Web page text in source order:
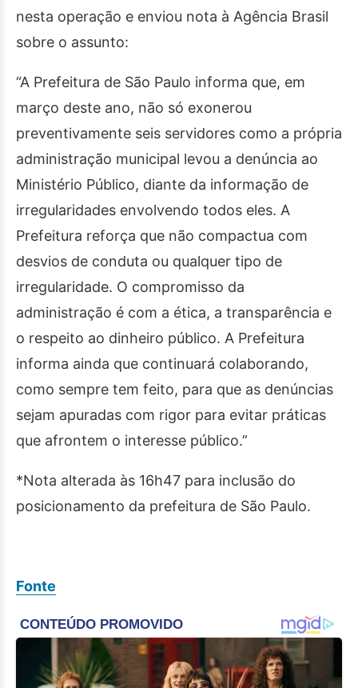
nesta operação e enviou nota à Agência Brasil
sobre o assunto:
“A Prefeitura de São Paulo informa que, em
março deste ano, não só exonerou
preventivamente seis servidores como a própria
administração municipal levou a denúncia ao
Ministério Público, diante da informação de
irregularidades envolvendo todos eles. A
Prefeitura reforça que não compactua com
desvios de conduta ou qualquer tipo de
irregularidade. O compromisso da
administração é com a ética, a transparência e
o respeito ao dinheiro público. A Prefeitura
informa ainda que continuará colaborando,
como sempre tem feito, para que as denúncias
sejam apuradas com rigor para evitar práticas
que afrontem o interesse público.”
*Nota alterada às 16h47 para inclusão do
posicionamento da prefeitura de São Paulo.
Fonte